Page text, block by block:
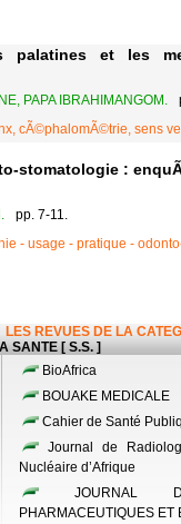
palatines et les
PAPA IBRAHIMANGOM.
cÃ©phalomÃ©trie, sens
stomatologie :
pp. 7-11.
- usage - pratique -
LES REVUES DE LA
SANTE [ S.S. ]
BioAfrica
BOUAKE MEDICALE
Cahier de Santé
Journal de
Nucléaire d’Afrique
JOURNAL
PHARMACEUTIQUES ET